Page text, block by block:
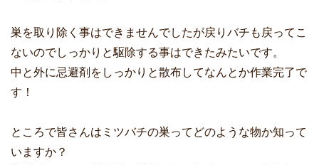
巣を取り除く事はできませんでしたが戻りバチも戻ってこ
ないのでしっかりと駆除する事はできたみたいです。
中と外に忌避剤をしっかりと散布してなんとか作業完了で
す！
ところで皆さんはミツバチの巣ってどのような物か知って
いますか？